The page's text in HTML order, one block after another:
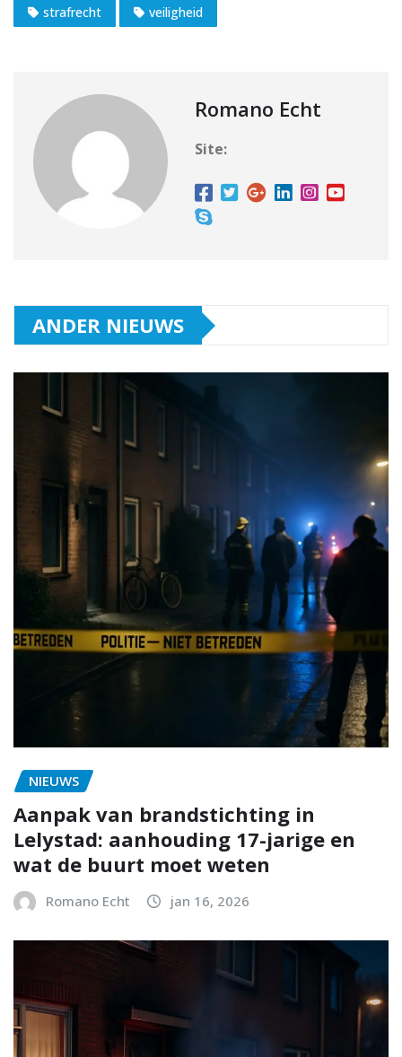
strafrecht veiligheid
Romano Echt
Site:
ANDER NIEUWS
NIEUWS
Aanpak van brandstichting in
Lelystad: aanhouding 17-jarige en
wat de buurt moet weten
Romano Echt jan 16, 2026